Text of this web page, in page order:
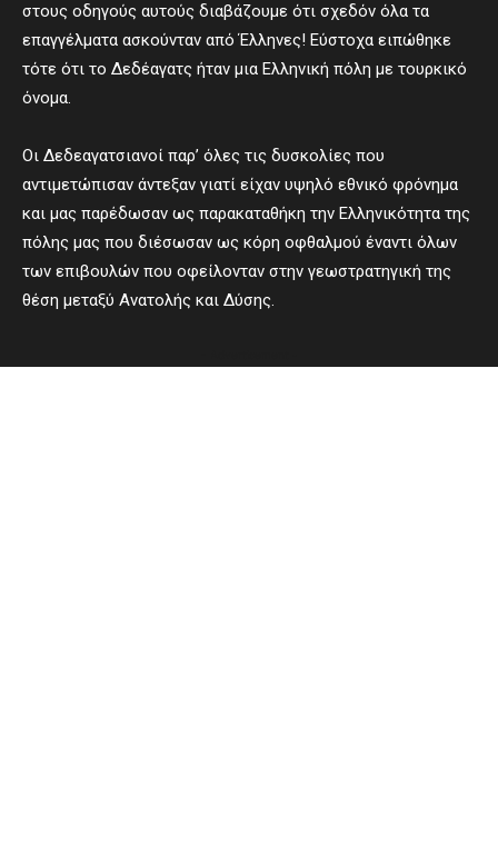
στους οδηγούς αυτούς διαβάζουμε ότι σχεδόν όλα τα
επαγγέλματα ασκούνταν από Έλληνες! Εύστοχα ειπώθηκε
τότε ότι το Δεδέαγατς ήταν μια Ελληνική πόλη με τουρκικό
όνομα.
Οι Δεδεαγατσιανοί παρ’ όλες τις δυσκολίες που
αντιμετώπισαν άντεξαν γιατί είχαν υψηλό εθνικό φρόνημα
και μας παρέδωσαν ως παρακαταθήκη την Ελληνικότητα της
πόλης μας που διέσωσαν ως κόρη οφθαλμού έναντι όλων
των επιβουλών που οφείλονταν στην γεωστρατηγική της
θέση μεταξύ Ανατολής και Δύσης.